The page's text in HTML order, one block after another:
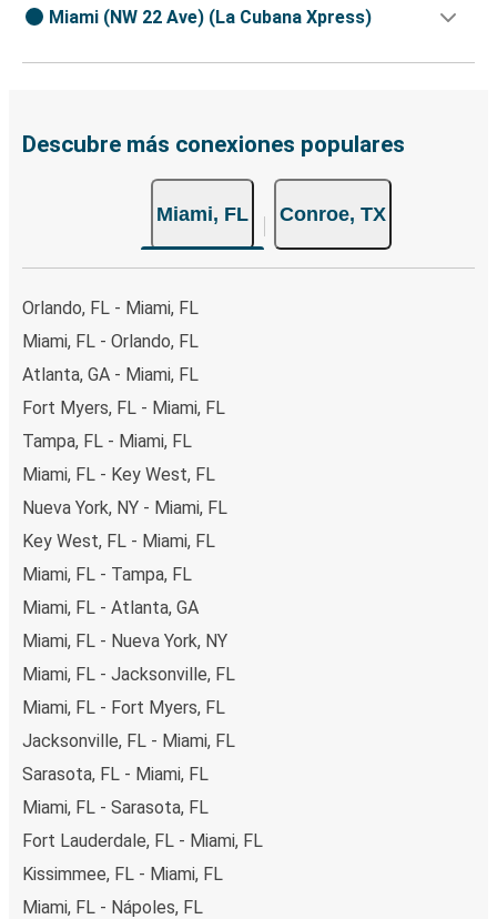
Miami (NW 22 Ave) (La Cubana Xpress)
Descubre más conexiones populares
Miami, FL Conroe, TX
Orlando, FL - Miami, FL
Miami, FL - Orlando, FL
Atlanta, GA - Miami, FL
Fort Myers, FL - Miami, FL
Tampa, FL - Miami, FL
Miami, FL - Key West, FL
Nueva York, NY - Miami, FL
Key West, FL - Miami, FL
Miami, FL - Tampa, FL
Miami, FL - Atlanta, GA
Miami, FL - Nueva York, NY
Miami, FL - Jacksonville, FL
Miami, FL - Fort Myers, FL
Jacksonville, FL - Miami, FL
Sarasota, FL - Miami, FL
Miami, FL - Sarasota, FL
Fort Lauderdale, FL - Miami, FL
Kissimmee, FL - Miami, FL
Miami, FL - Nápoles, FL